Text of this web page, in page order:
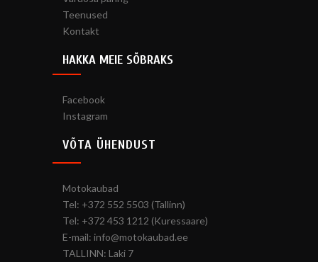
Teenused
Kontakt
HAKKA MEIE SÕBRAKS
Facebook
Instagram
VÕTA ÜHENDUST
Motokaubad
Tel: +372 552 5503 (Tallinn)
Tel: +372 453 1212 (Kuressaare)
E-mail: info@motokaubad.ee
TALLINN: Laki 7